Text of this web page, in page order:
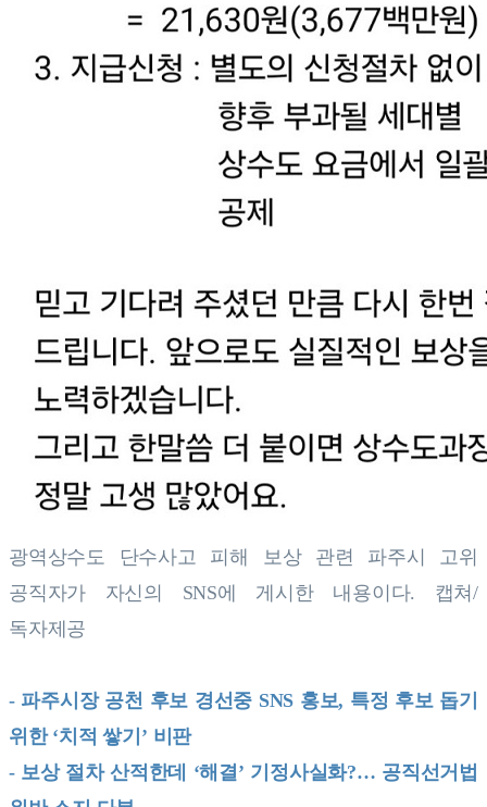
광역상수도 단수사고 피해 보상 관련 파주시 고위
공직자가 자신의 SNS에 게시한 내용이다. 캡쳐/
독자제공
- 파주시장 공천 후보 경선중 SNS 홍보, 특정 후보 돕기
위한 ‘치적 쌓기’ 비판
- 보상 절차 산적한데 ‘해결’ 기정사실화?… 공직선거법